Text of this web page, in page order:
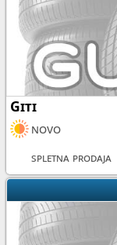
Giti
novo
spletna prodaja